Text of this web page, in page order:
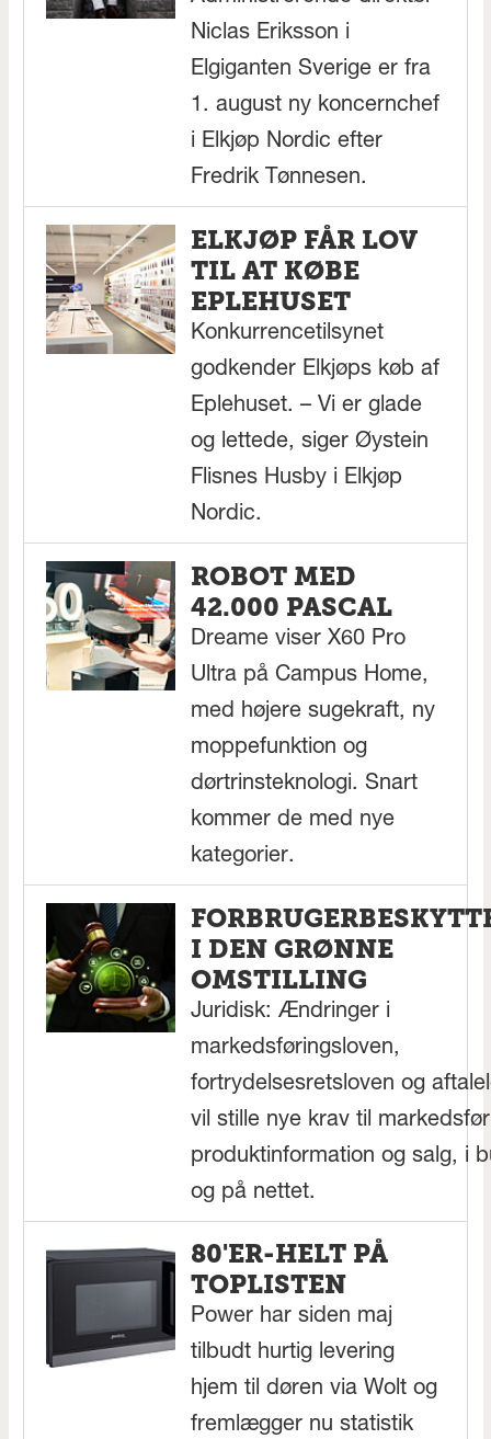
Niclas Eriksson i
Elgiganten Sverige er fra
1. august ny koncernchef
i Elkjøp Nordic efter
Fredrik Tønnesen.
ELKJØP FÅR LOV
TIL AT KØBE
EPLEHUSET
Konkurrencetilsynet
godkender Elkjøps køb af
Eplehuset. – Vi er glade
og lettede, siger Øystein
Flisnes Husby i Elkjøp
Nordic.
ROBOT MED
42.000 PASCAL
Dreame viser X60 Pro
Ultra på Campus Home,
med højere sugekraft, ny
moppefunktion og
dørtrinsteknologi. Snart
kommer de med nye
kategorier.
I DEN GRØNNE
OMSTILLING
Juridisk: Ændringer i
markedsføringsloven,
fortrydelsesretsloven og
vil stille nye krav til
produktinformation og salg, i
og på nettet.
80'ER-HELT PÅ
TOPLISTEN
Power har siden maj
tilbudt hurtig levering
hjem til døren via Wolt og
fremlægger nu statistik